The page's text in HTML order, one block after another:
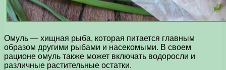
Омуль — хищная рыба, которая питается главным
образом другими рыбами и насекомыми. В своем
рационе омуль также может включать водоросли и
различные растительные остатки.